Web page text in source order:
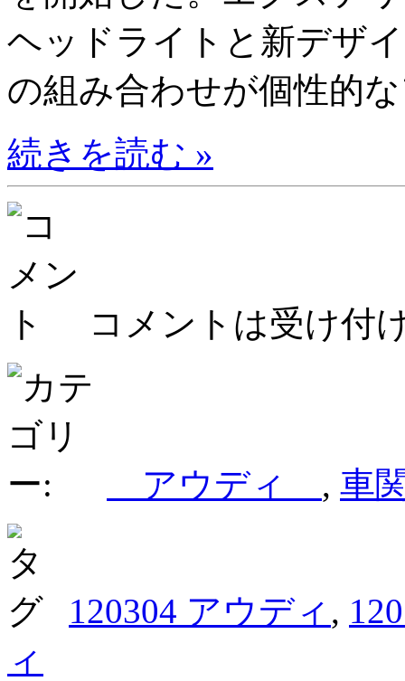
ヘッドライトと新デザ
の組み合わせが個性的
続きを読む »
コメントは受け付
アウディ , 車
120304 アウディ ,
ィ